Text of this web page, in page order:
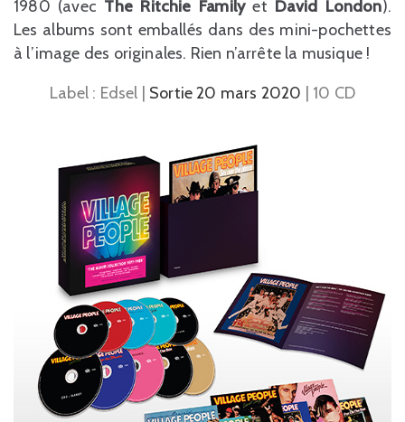
1980 (avec The Ritchie Familyet David London).
Les albums sont emballés dans des mini-pochettes
à l’image des originales. Rien n’arrête la musique !
Label : Edsel | Sortie 20 mars 2020 | 10 CD